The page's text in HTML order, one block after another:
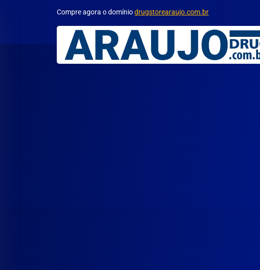
Compre agora o domíniodrugstorearaujo.com.br